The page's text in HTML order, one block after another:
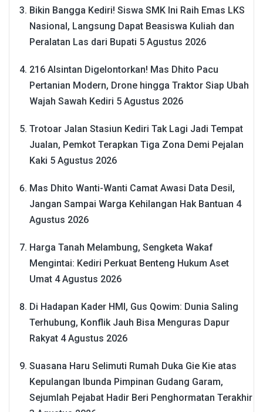
Bikin Bangga Kediri! Siswa SMK Ini Raih Emas LKS
Nasional, Langsung Dapat Beasiswa Kuliah dan
Peralatan Las dari Bupati 5 Agustus 2026
216 Alsintan Digelontorkan! Mas Dhito Pacu
Pertanian Modern, Drone hingga Traktor Siap Ubah
Wajah Sawah Kediri 5 Agustus 2026
Trotoar Jalan Stasiun Kediri Tak Lagi Jadi Tempat
Jualan, Pemkot Terapkan Tiga Zona Demi Pejalan
Kaki 5 Agustus 2026
Mas Dhito Wanti-Wanti Camat Awasi Data Desil,
Jangan Sampai Warga Kehilangan Hak Bantuan 4
Agustus 2026
Harga Tanah Melambung, Sengketa Wakaf
Mengintai: Kediri Perkuat Benteng Hukum Aset
Umat 4 Agustus 2026
Di Hadapan Kader HMI, Gus Qowim: Dunia Saling
Terhubung, Konflik Jauh Bisa Menguras Dapur
Rakyat 4 Agustus 2026
Suasana Haru Selimuti Rumah Duka Gie Kie atas
Kepulangan Ibunda Pimpinan Gudang Garam,
Sejumlah Pejabat Hadir Beri Penghormatan Terakhir